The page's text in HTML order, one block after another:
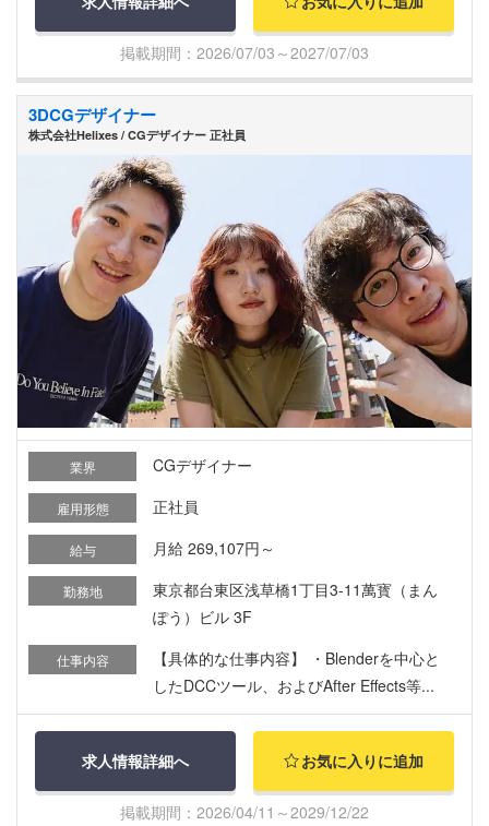
掲載期間：2026/07/03～2027/07/03
3DCGデザイナー
株式会社Helixes / CGデザイナー 正社員
業界 CGデザイナー
雇用形態 正社員
給与 月給 269,107円～
勤務地
東京都台東区浅草橋1丁目3-11萬寳（まん
ぽう）ビル 3F
仕事内容
【具体的な仕事内容】 ・Blenderを中心と
したDCCツール、およびAfter Effects等...
求人情報詳細へ お気に入りに追加
掲載期間：2026/04/11～2029/12/22